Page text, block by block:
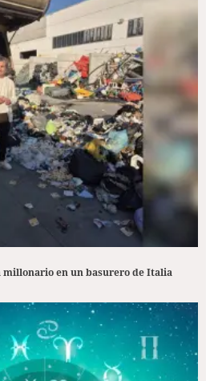
en un basurero de Italia